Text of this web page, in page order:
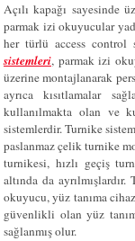
Açılı kapağı sayesinde
parmak izi okuyucular
her türlü access control
sistemleri, parmak izi
üzerine montajlanarak
ayrıca kısıtlamalar
kullanılmakta olan ve
sistemlerdir. Turnike
paslanmaz çelik turnike
turnikesi, hızlı geçiş
altında da
okuyucu, yüz tanıma
güvenlikli olan yüz
sağlanmış olur.